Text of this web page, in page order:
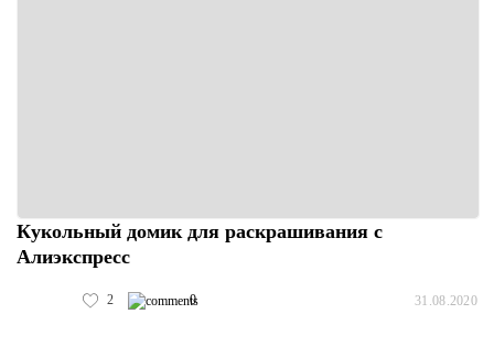
Кукольный домик для раскрашивания с
Алиэкспресс
2 0 31.08.2020